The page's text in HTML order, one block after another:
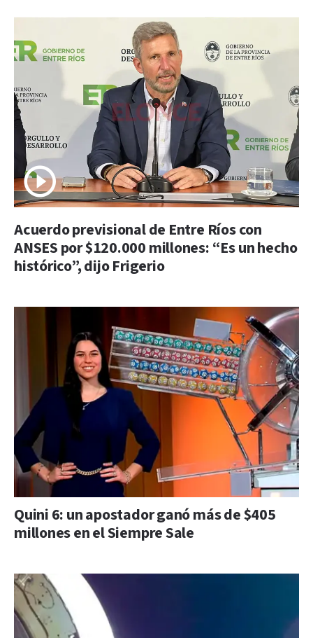
Acuerdo previsional de Entre Ríos con
ANSES por $120.000 millones: “Es un hecho
histórico”, dijo Frigerio
Quini 6: un apostador ganó más de $405
millones en el Siempre Sale